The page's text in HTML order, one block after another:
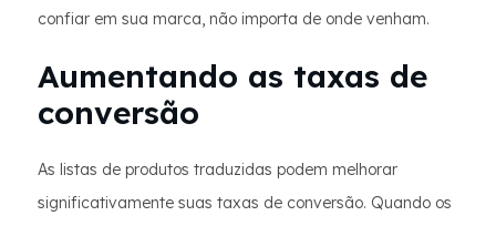
confiar em sua marca, não importa de onde venham.
Aumentando as taxas de
conversão
As listas de produtos traduzidas podem melhorar
significativamente suas taxas de conversão. Quando os